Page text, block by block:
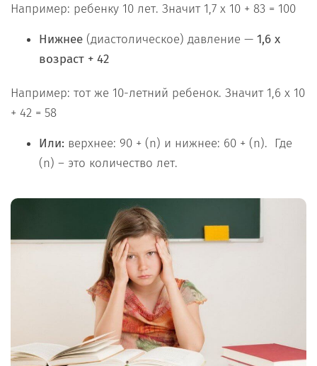
Например: ребенку 10 лет. Значит 1,7 х 10 + 83 = 100
Нижнее (диастолическое) давление — 1,6 х
возраст + 42
Например: тот же 10-летний ребенок. Значит 1,6 х 10
+ 42 = 58
Или: верхнее: 90 + (n) и нижнее: 60 + (n). Где
(n) – это количество лет.